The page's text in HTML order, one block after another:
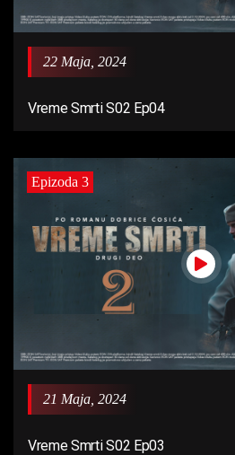
22 Maja, 2024
Vreme Smrti S02 Ep04
Epizoda 3
21 Maja, 2024
Vreme Smrti S02 Ep03